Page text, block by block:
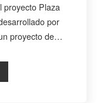
proyecto Plaza
por
proyecto de